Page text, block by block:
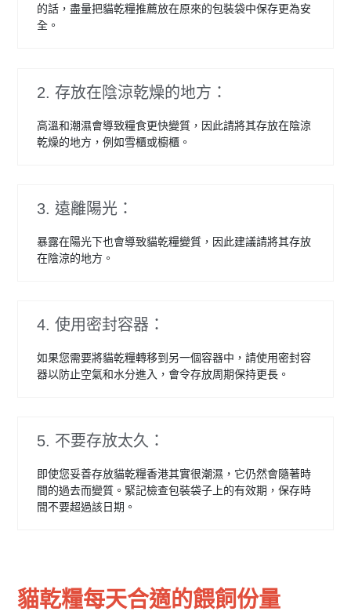
的話，盡量把貓乾糧推薦放在原來的包裝袋中保存更為安
全。
2. 存放在陰涼乾燥的地方：
高溫和潮濕會導致糧食更快變質，因此請將其存放在陰涼
乾燥的地方，例如雪櫃或櫥櫃。
3. 遠離陽光：
暴露在陽光下也會導致貓乾糧變質，因此建議請將其存放
在陰涼的地方。
4. 使用密封容器：
如果您需要將貓乾糧轉移到另一個容器中，請使用密封容
器以防止空氣和水分進入，會令存放周期保持更長。
5. 不要存放太久：
即使您妥善存放貓乾糧香港其實很潮濕，它仍然會隨著時
間的過去而變質。緊記檢查包裝袋子上的有效期，保存時
間不要超過該日期。
貓乾糧每天合適的餵飼份量